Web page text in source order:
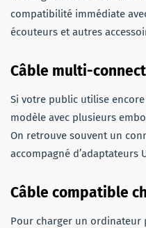
compatibilité immédiate
écouteurs et autres
Câble multi-
Si votre public utilise
modèle avec plusieurs
On retrouve souvent un
accompagné d’adaptateurs
Câble compatible
Pour charger un ordinateur